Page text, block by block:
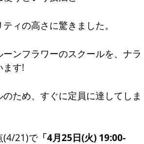
ィの高さに驚きました。
ンフラワーのスクールを、ナラ
ます!
ため、すぐに定員に達してしま
(4/21)で「4月25日(火) 19:00-